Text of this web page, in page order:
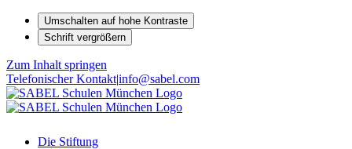
Umschalten auf hohe Kontraste
Schrift vergrößern
Zum Inhalt springen
Telefonischer Kontakt|info@sabel.com
Die Stiftung